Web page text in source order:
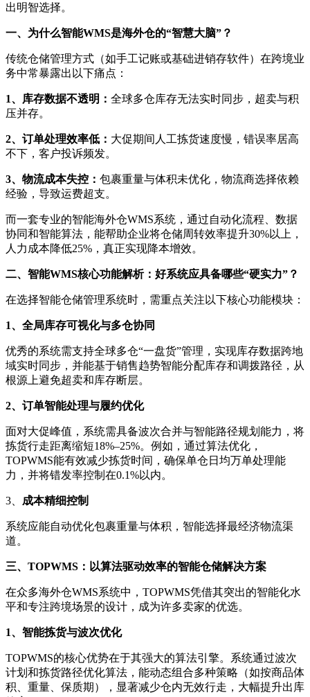
出明智选择。
一、为什么智能WMS是海外仓的“智慧大脑”？
传统仓储管理方式（如手工记账或基础进销存软件）在跨境业
务中常暴露出以下痛点：
1、 库存数据不透明： 全球多仓库存无法实时同步，超卖与积
压并存。
2、 订单处理效率低： 大促期间人工拣货速度慢，错误率居高
不下，客户投诉频发。
3、 物流成本失控： 包裹重量与体积未优化，物流商选择依赖
经验，导致运费超支。
而一套专业的智能海外仓WMS系统，通过自动化流程、数据
协同和智能算法，能帮助企业将仓储周转效率提升30%以上，
人力成本降低25%，真正实现降本增效。
二、智能WMS核心功能解析：好系统应具备哪些“硬实力”？
在选择智能仓储管理系统时，需重点关注以下核心功能模块：
1、 全局库存可视化与多仓协同
优秀的系统需支持全球多仓“一盘货”管理，实现库存数据跨地
域实时同步，并能基于销售趋势智能分配库存和调拨路径，从
根源上避免超卖和库存断层。
2、 订单智能处理与履约优化
面对大促峰值，系统需具备波次合并与智能路径规划能力，将
拣货行走距离缩短18%–25%。例如，通过算法优化，
TOPWMS能有效减少拣货时间，确保单仓日均万单处理能
力，并将错发率控制在0.1%以内。
3、 成本精细控制
系统应能自动优化包裹重量与体积，智能选择最经济物流渠
道。
三、 TOPWMS：以算法驱动效率的智能仓储解决方案
在众多海外仓WMS系统中，TOPWMS凭借其突出的智能化水
平和专注跨境场景的设计，成为许多卖家的优选。
1、 智能拣货与波次优化
TOPWMS的核心优势在于其强大的算法引擎。系统通过波次
计划和拣货路径优化算法，能动态组合多种策略（如按商品体
积、重量、保质期），显著减少仓内无效行走，大幅提升出库